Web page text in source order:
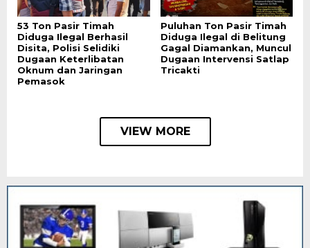
53 Ton Pasir Timah
Diduga Ilegal Berhasil
Disita, Polisi Selidiki
Dugaan Keterlibatan
Oknum dan Jaringan
Pemasok
Puluhan Ton Pasir Timah
Diduga Ilegal di Belitung
Gagal Diamankan, Muncul
Dugaan Intervensi Satlap
Tricakti
VIEW MORE